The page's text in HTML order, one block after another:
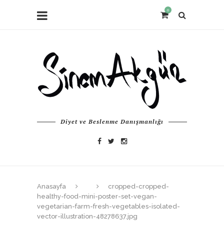
0
Diyet ve Beslenme Danışmanlığı
Anasayfa
cropped-cropped-
healthy-food-mini-poster-set-vegan-
vegetarian-farm-fresh-vegetables-isolated-
vector-illustration-48278637.jpg